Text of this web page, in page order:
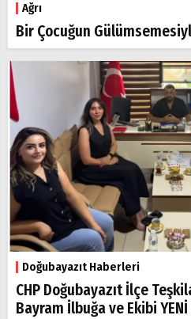
Ağrı
Bir Çocuğun
Doğubayazıt Haberleri
CHP Doğubayazıt İlçe
Bayram İlbuğa ve Ekibi YENİ